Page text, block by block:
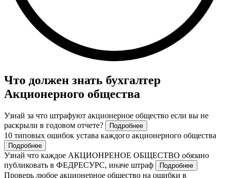
Что должен знать бухгалтер
Акционерного общества
Узнай за что штрафуют акционерное общество если вы не
раскрыли в годовом отчете?
Подробнее
10 типовых ошибок устава каждого акционерного общества
Подробнее
Узнай что каждое АКЦИОНРЕНОЕ ОБЩЕСТВО обязано
публиковать в ФЕДРЕСУРС, иначе штраф
Подробнее
Проверь любое акционерное общество на ошибки в